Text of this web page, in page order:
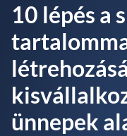
10 lépés a
ünnepek